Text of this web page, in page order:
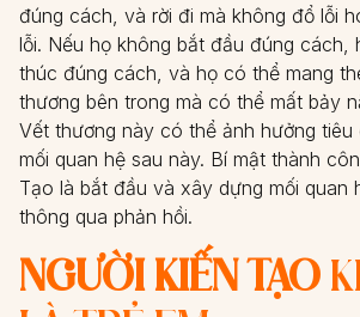
đúng cách, và rời đi mà không đổ lỗi
lỗi. Nếu họ không bắt đầu đúng cách,
thúc đúng cách, và họ có thể mang
thương bên trong mà có thể mất bảy
Vết thương này có thể ảnh hưởng
mối quan hệ sau này. Bí mật thành
Tạo là bắt đầu và xây dựng mối quan
thông qua phản hồi.
NGƯỜI KIẾN TẠO